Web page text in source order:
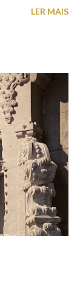
se por
é grátis de
LER MAIS